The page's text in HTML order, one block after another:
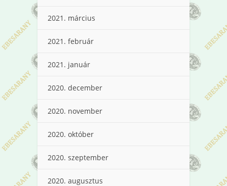
2021. március
2021. február
2021. január
2020. december
2020. november
2020. október
2020. szeptember
2020. augusztus